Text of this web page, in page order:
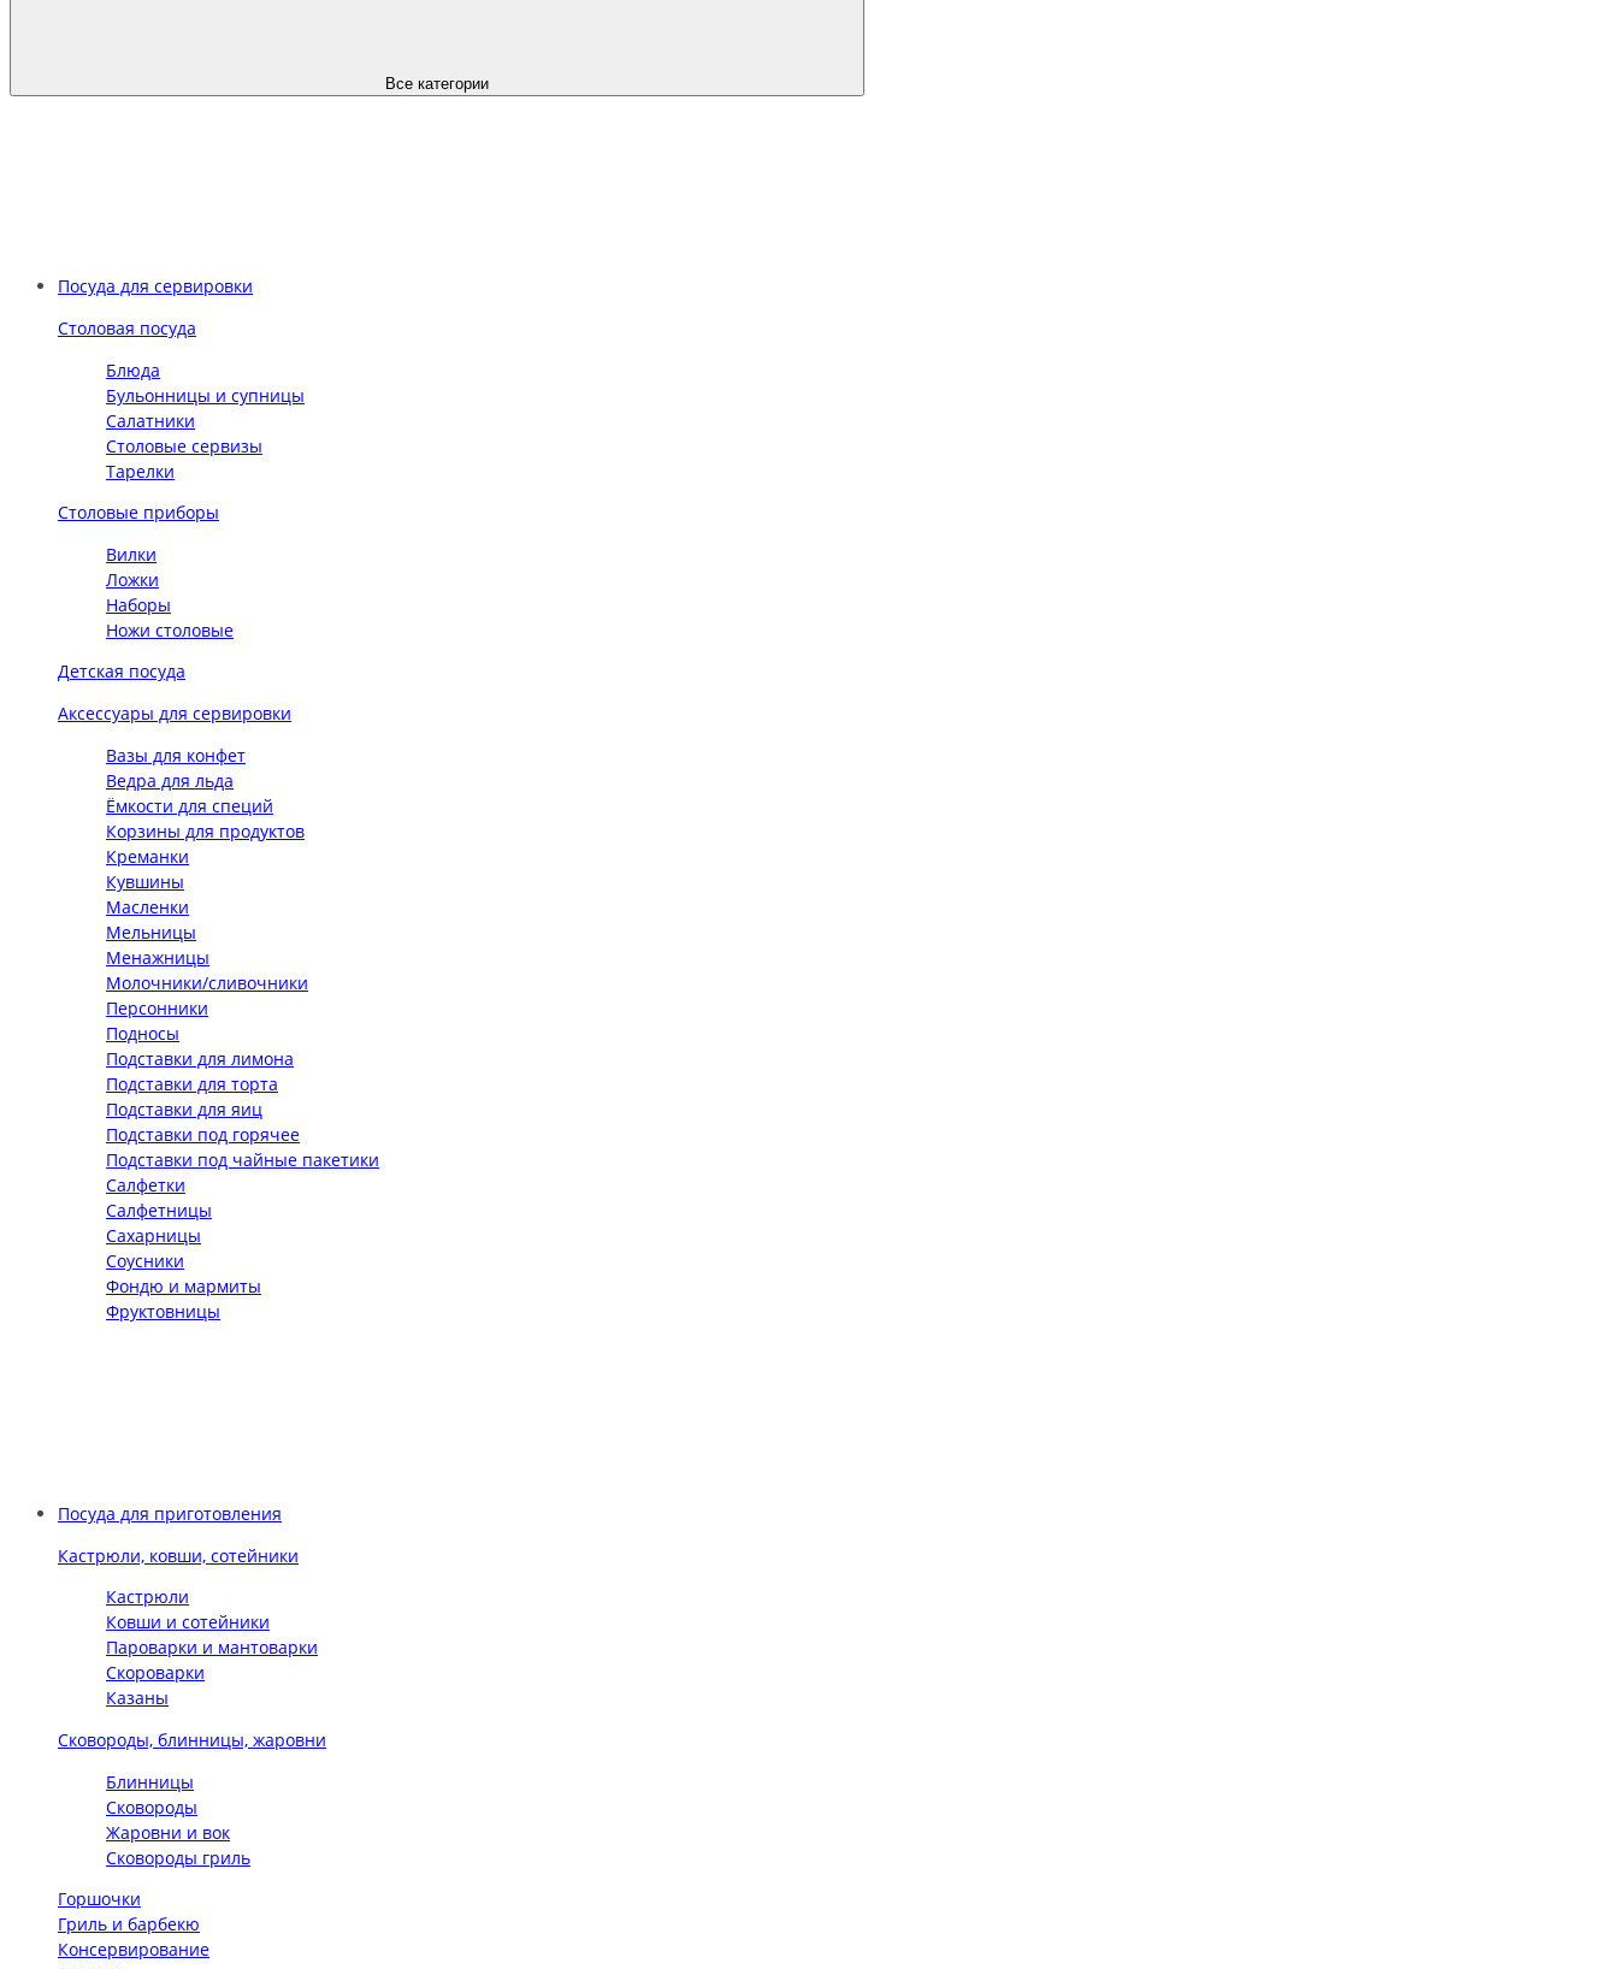
Все категории
Посуда для сервировки
Столовая посуда
Блюда
Бульонницы и супницы
Салатники
Столовые сервизы
Тарелки
Столовые приборы
Вилки
Ложки
Наборы
Ножи столовые
Детская посуда
Аксессуары для сервировки
Вазы для конфет
Ведра для льда
Ёмкости для специй
Корзины для продуктов
Креманки
Кувшины
Масленки
Мельницы
Менажницы
Молочники/сливочники
Персонники
Подносы
Подставки для лимона
Подставки для торта
Подставки для яиц
Подставки под горячее
Подставки под чайные пакетики
Салфетки
Салфетницы
Сахарницы
Соусники
Фондю и мармиты
Фруктовницы
Посуда для приготовления
Кастрюли, ковши, сотейники
Кастрюли
Ковши и сотейники
Пароварки и мантоварки
Скороварки
Казаны
Сковороды, блинницы, жаровни
Блинницы
Сковороды
Жаровни и вок
Сковороды гриль
Горшочки
Гриль и барбекю
Консервирование